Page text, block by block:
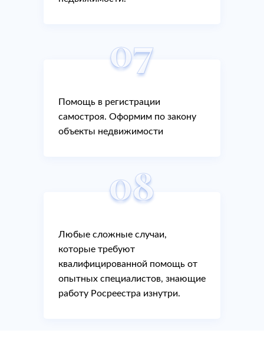
07
Помощь в регистрации
самостроя. Оформим по закону
объекты недвижимости
08
Любые сложные случаи,
которые требуют
квалифицированной помощь от
опытных специалистов, знающие
работу Росреестра изнутри.